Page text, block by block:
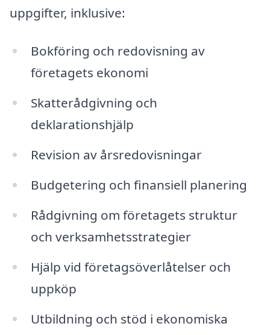
uppgifter, inklusive:
Bokföring och redovisning av
företagets ekonomi
Skatterådgivning och
deklarationshjälp
Revision av årsredovisningar
Budgetering och finansiell planering
Rådgivning om företagets struktur
och verksamhetsstrategier
Hjälp vid företagsöverlåtelser och
uppköp
Utbildning och stöd i ekonomiska